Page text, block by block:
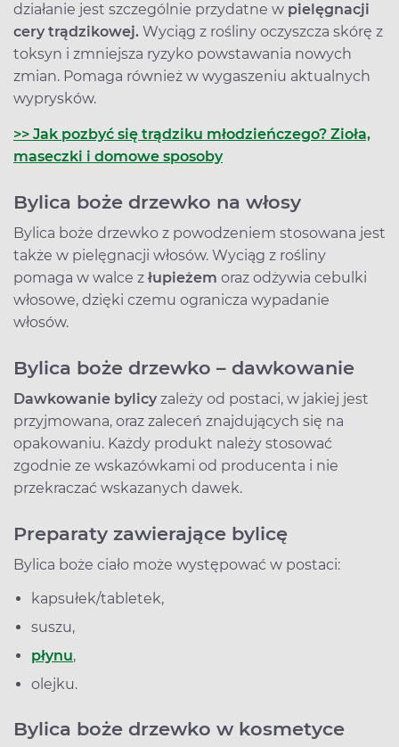
działanie jest szczególnie przydatne w pielęgnacji
cery trądzikowej. Wyciąg z rośliny oczyszcza skórę z
toksyn i zmniejsza ryzyko powstawania nowych
zmian. Pomaga również w wygaszeniu aktualnych
wyprysków.
>> Jak pozbyć się trądziku młodzieńczego? Zioła,
maseczki i domowe sposoby
Bylica boże drzewko na włosy
Bylica boże drzewko z powodzeniem stosowana jest
także w pielęgnacji włosów. Wyciąg z rośliny
pomaga w walce z łupieżem oraz odżywia cebulki
włosowe, dzięki czemu ogranicza wypadanie
włosów.
Bylica boże drzewko – dawkowanie
Dawkowanie bylicy zależy od postaci, w jakiej jest
przyjmowana, oraz zaleceń znajdujących się na
opakowaniu. Każdy produkt należy stosować
zgodnie ze wskazówkami od producenta i nie
przekraczać wskazanych dawek.
Preparaty zawierające bylicę
Bylica boże ciało może występować w postaci:
kapsułek/tabletek,
suszu,
płynu,
olejku.
Bylica boże drzewko w kosmetyce